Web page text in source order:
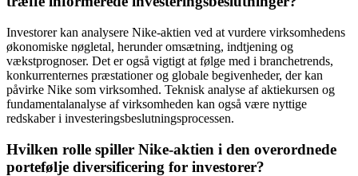
Investorer kan analysere Nike-aktien ved at vurdere virksomhedens
økonomiske nøgletal, herunder omsætning, indtjening og
vækstprognoser. Det er også vigtigt at følge med i branchetrends,
konkurrenternes præstationer og globale begivenheder, der kan
påvirke Nike som virksomhed. Teknisk analyse af aktiekursen og
fundamentalanalyse af virksomheden kan også være nyttige
redskaber i investeringsbeslutningsprocessen.
Hvilken rolle spiller Nike-aktien i den overordnede
portefølje diversificering for investorer?